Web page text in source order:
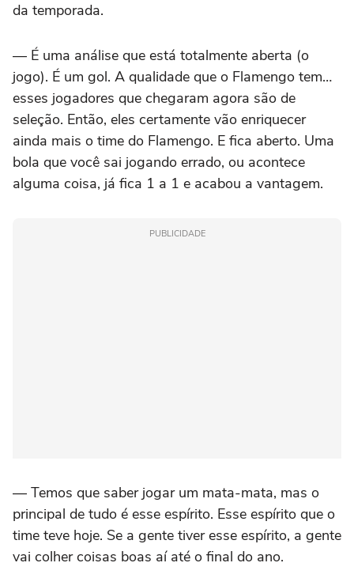
da temporada.
— É uma análise que está totalmente aberta (o
jogo). É um gol. A qualidade que o Flamengo tem…
esses jogadores que chegaram agora são de
seleção. Então, eles certamente vão enriquecer
ainda mais o time do Flamengo. E fica aberto. Uma
bola que você sai jogando errado, ou acontece
alguma coisa, já fica 1 a 1 e acabou a vantagem.
PUBLICIDADE
— Temos que saber jogar um mata-mata, mas o
principal de tudo é esse espírito. Esse espírito que o
time teve hoje. Se a gente tiver esse espírito, a gente
vai colher coisas boas aí até o final do ano.